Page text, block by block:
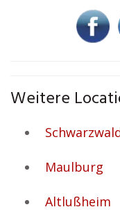
Weitere
Maulburg
Altlußheim